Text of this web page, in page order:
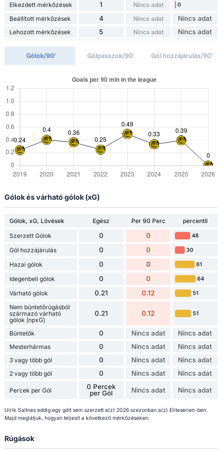
Elkezdett mérkőzések 1 Nincs adat 0
Beállított mérkőzések 4 Nincs adat Nincs adat
Lehozott mérkőzések 5 Nincs adat Nincs adat
Gólok/90' Gólpasszok/90' Gól hozzájárulás/90'
Gólok és várható gólok (xG)
Gólok, xG, Lövések Egész Per 90 Perc
percentil
Szerzett Gólok
0 0 48
Gól hozzájárulás 0 0 30
Hazai gólok 0 0 61
Idegenbeli gólok 0 0 64
Várható gólok 0.21 0.12 51
Nem büntetőrúgásból
származó várható
gólok (npxG)
0.21 0.12 51
Büntetők 0 Nincs adat Nincs adat
Mesterhármas 0 Nincs adat Nincs adat
3 vagy több gól 0 Nincs adat Nincs adat
2 vagy több gól 0 Nincs adat Nincs adat
Percek per Gól
0 Percek
per Gól
Nincs adat Nincs adat
Ulrik Saltnes eddig egy gólt sem szerzett a(z) 2026 szezonban a(z) Eliteserien-ben.
Majd meglátjuk, hogyan teljesít a következő mérkőzéseken.
Rúgások